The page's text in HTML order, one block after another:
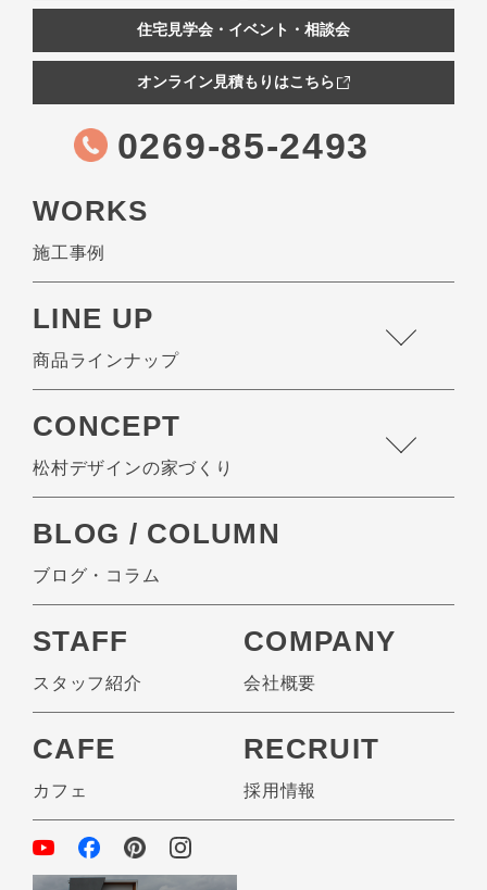
住宅見学会・イベント・相談会
オンライン見積もりはこちら
0269-85-2493
WORKS
施工事例
LINE UP
商品ラインナップ
CONCEPT
松村デザインの家づくり
BLOG / COLUMN
ブログ・コラム
STAFF
スタッフ紹介
COMPANY
会社概要
CAFE
カフェ
RECRUIT
採用情報